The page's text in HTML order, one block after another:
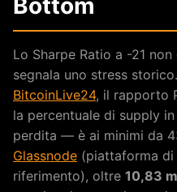
Lo Sharpe Ratio a -21
segnala uno stress
BitcoinLive24, il rapporto
la percentuale di supply
perdita — è ai minimi da
Glassnode (piattaforma di
riferimento), oltre 10,83